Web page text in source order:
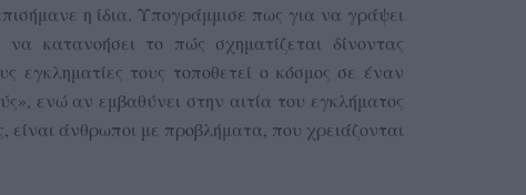
η ίδια. Υπογράμμισε πως για να γράψει
κατανοήσει το πώς σχηματίζεται δίνοντας
εγκληματίες τους τοποθετεί ο κόσμος σε έναν
ενώ αν εμβαθύνει στην αιτία του εγκλήματος
είναι άνθρωποι με προβλήματα, που χρειάζονται